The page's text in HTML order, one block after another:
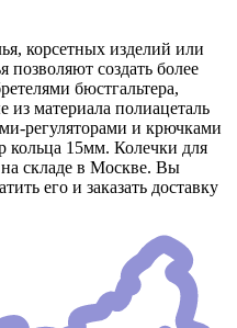
корсетных изделий или
позволяют создать более
бюстгальтера,
из материала полиацеталь
регуляторами и крючками
кольца 15мм. Колечки для
складе в Москве. Вы
его и заказать доставку